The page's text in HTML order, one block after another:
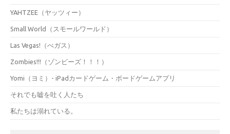
YAHTZEE（ヤッツィー）
Small World（スモールワールド）
Las Vegas!（べガス）
Zombies!!!（ゾンビーズ！！！）
Yomi（ヨミ）- iPadカードゲーム・ボードゲームアプリ
それでも嘘を吐く人たち
私たちは溺れている。